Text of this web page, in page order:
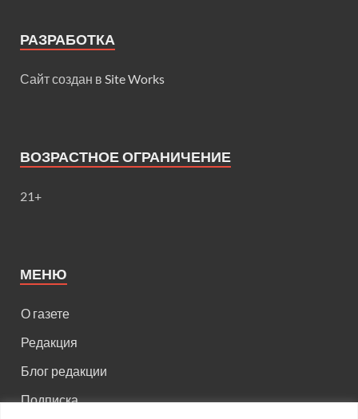
РАЗРАБОТКА
Сайт создан в Site Works
ВОЗРАСТНОЕ ОГРАНИЧЕНИЕ
21+
МЕНЮ
О газете
Редакция
Блог редакции
Подписка